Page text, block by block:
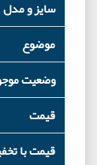
سایز و مدل
موضوع
وضعیت
قیمت
قیمت با